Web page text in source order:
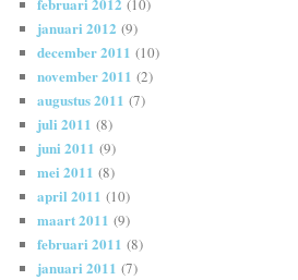
februari 2012 (10)
januari 2012 (9)
december 2011 (10)
november 2011 (2)
augustus 2011 (7)
juli 2011 (8)
juni 2011 (9)
mei 2011 (8)
april 2011 (10)
maart 2011 (9)
februari 2011 (8)
januari 2011 (7)